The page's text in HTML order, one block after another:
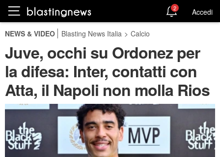
2 Accedi
NEWS & VIDEO Blasting News Italia > Calcio
Juve, occhi su Ordonez per
la difesa: Inter, contatti con
Atta, il Napoli non molla Rios